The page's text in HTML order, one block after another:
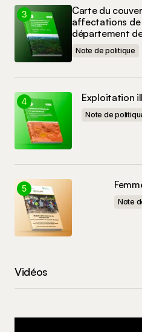
Carte du
affectations de
département
Note de politique
Exploitation
Note de
Note
Vidéos